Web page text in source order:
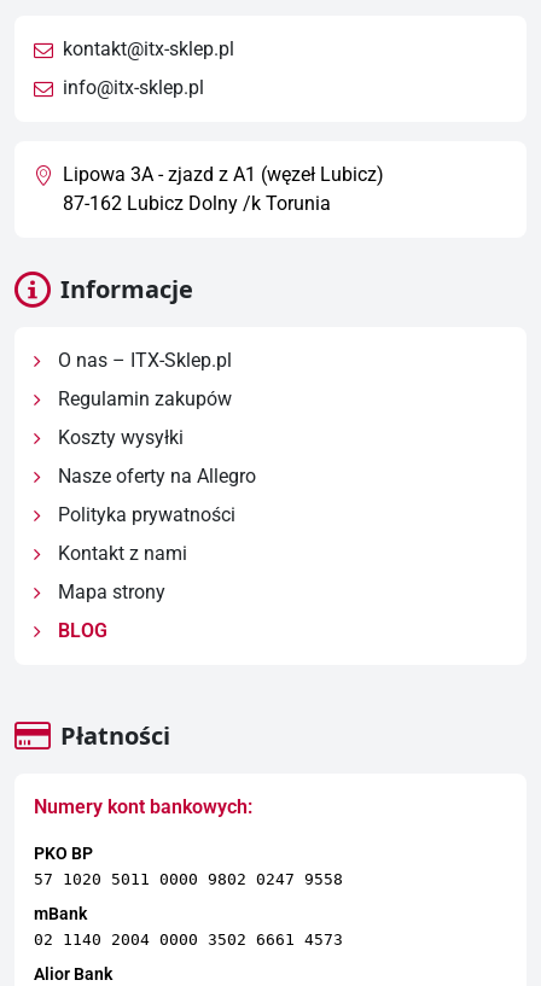
kontakt@itx-sklep.pl
info@itx-sklep.pl
Lipowa 3A - zjazd z A1 (węzeł Lubicz)
87-162 Lubicz Dolny /k Torunia
Informacje
O nas – ITX-Sklep.pl
Regulamin zakupów
Koszty wysyłki
Nasze oferty na Allegro
Polityka prywatności
Kontakt z nami
Mapa strony
BLOG
Płatności
Numery kont bankowych:
PKO BP
57 1020 5011 0000 9802 0247 9558
mBank
02 1140 2004 0000 3502 6661 4573
Alior Bank